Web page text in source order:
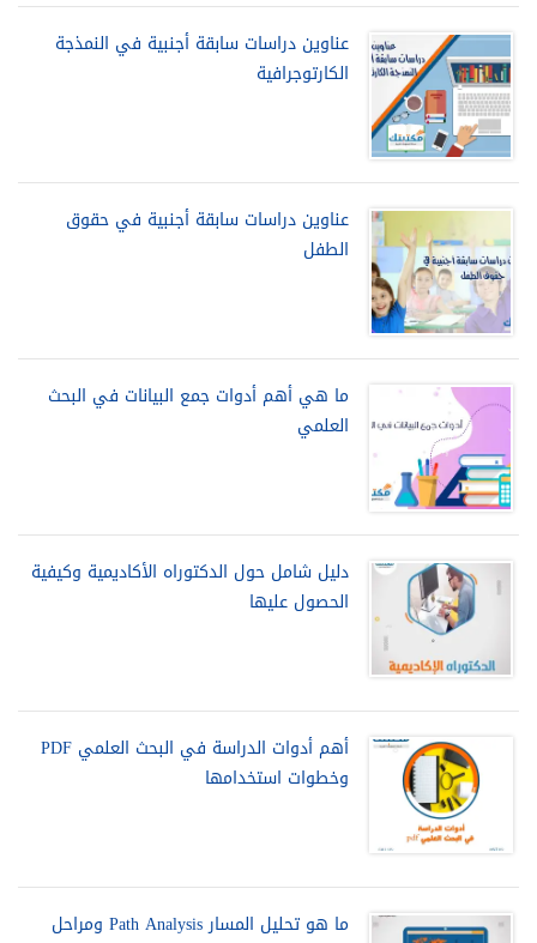
عناوين دراسات سابقة أجنبية في النمذجة
الكارتوجرافية
عناوين دراسات سابقة أجنبية في حقوق
الطفل
ما هي أهم أدوات جمع البيانات في البحث
العلمي
دليل شامل حول الدكتوراه الأكاديمية وكيفية
الحصول عليها
أهم أدوات الدراسة في البحث العلمي PDF
وخطوات استخدامها
ما هو تحليل المسار Path Analysis ومراحل